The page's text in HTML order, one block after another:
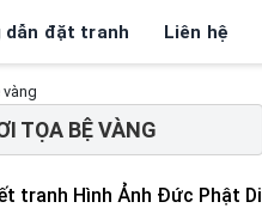
dẫn đặt tranh Liên hệ
TỌA BỆ VÀNG
tranh Hình Ảnh Đức Phật Di